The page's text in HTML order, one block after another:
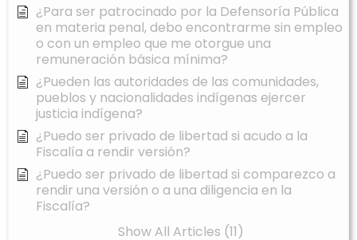
¿Para ser patrocinado por la Defensoría Pública
en materia penal, debo encontrarme sin empleo
o con un empleo que me otorgue una
remuneración básica mínima?
¿Pueden las autoridades de las comunidades,
pueblos y nacionalidades indígenas ejercer
justicia indígena?
¿Puedo ser privado de libertad si acudo a la
Fiscalía a rendir versión?
¿Puedo ser privado de libertad si comparezco a
rendir una versión o a una diligencia en la
Fiscalía?
Show All Articles (11)